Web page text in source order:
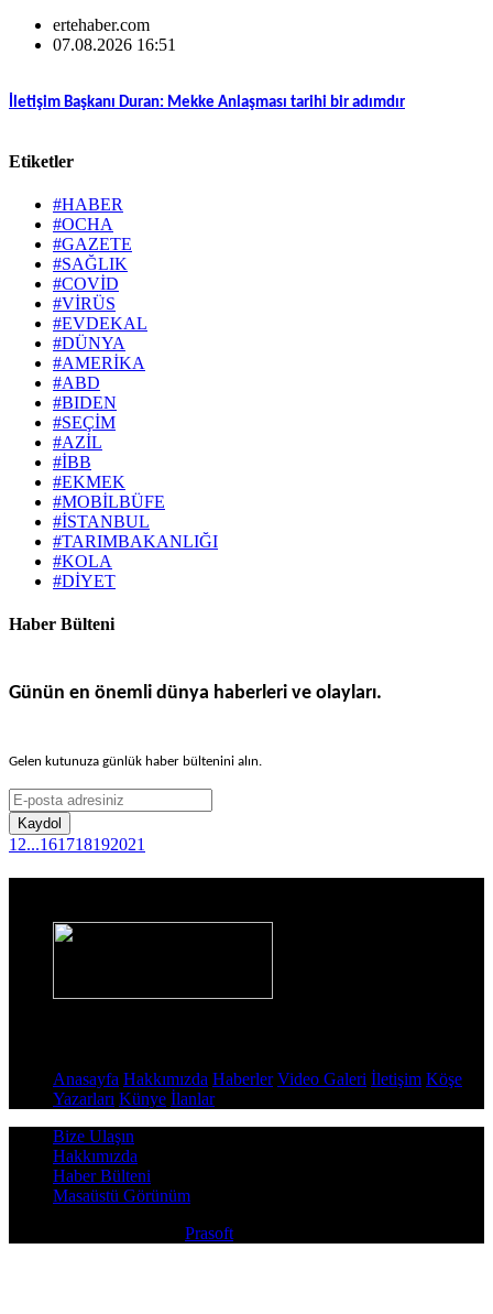
ertehaber.com
07.08.2026 16:51
İletişim Başkanı Duran: Mekke Anlaşması tarihi bir adımdır
Etiketler
#HABER
#OCHA
#GAZETE
#SAĞLIK
#COVİD
#VİRÜS
#EVDEKAL
#DÜNYA
#AMERİKA
#ABD
#BIDEN
#SEÇİM
#AZİL
#İBB
#EKMEK
#MOBİLBÜFE
#İSTANBUL
#TARIMBAKANLIĞI
#KOLA
#DİYET
Haber Bülteni
Günün en önemli dünya haberleri ve olayları.
Gelen kutunuza günlük haber bültenini alın.
Kaydol
1 2...161718192021
Anasayfa Hakkımızda Haberler Video Galeri İletişim Köşe
Yazarları Künye İlanlar
Bize Ulaşın
Hakkımızda
Haber Bülteni
Masaüstü Görünüm
Prasoft